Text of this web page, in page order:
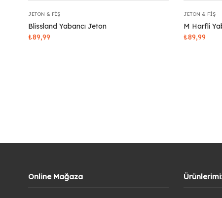
JETON & FIŞ
Blissland Yabancı Jeton
₺89,99
JETON & FIŞ
M Harfli
₺89,99
Online Mağaza